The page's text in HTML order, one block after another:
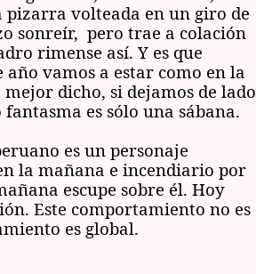
volteada en un giro de
sonreír, pero trae a colación
rimense así. Y es que
vamos a estar como en la
dicho, si dejamos de lado
es sólo una sábana.
es un personaje
la mañana e incendiario por
escupe sobre él. Hoy
Este comportamiento no es
es global.